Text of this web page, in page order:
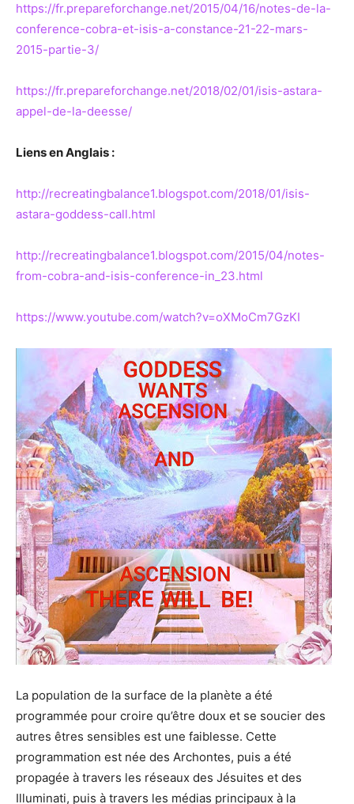
https://fr.prepareforchange.net/2015/04/16/notes-de-la-
conference-cobra-et-isis-a-constance-21-22-mars-
2015-partie-3/
https://fr.prepareforchange.net/2018/02/01/isis-astara-
appel-de-la-deesse/
Liens en Anglais :
http://recreatingbalance1.blogspot.com/2018/01/isis-
astara-goddess-call.html
http://recreatingbalance1.blogspot.com/2015/04/notes-
from-cobra-and-isis-conference-in_23.html
https://www.youtube.com/watch?v=oXMoCm7GzKI
La population de la surface de la planète a été
programmée pour croire qu’être doux et se soucier des
autres êtres sensibles est une faiblesse. Cette
programmation est née des Archontes, puis a été
propagée à travers les réseaux des Jésuites et des
Illuminati, puis à travers les médias principaux à la